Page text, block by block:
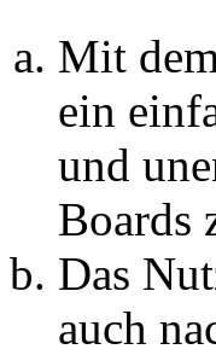
Mit
ein
und
Boards
Das
auch